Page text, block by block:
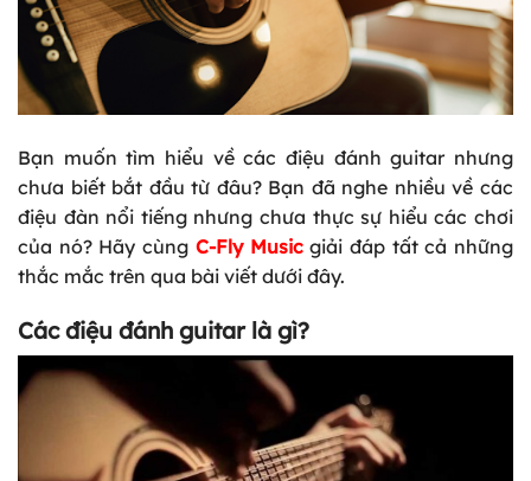
Bạn muốn tìm hiểu về các điệu đánh guitar nhưng
chưa biết bắt đầu từ đâu? Bạn đã nghe nhiều về các
điệu đàn nổi tiếng nhưng chưa thực sự hiểu các chơi
của nó? Hãy cùng C-Fly Musicgiải đáp tất cả những
thắc mắc trên qua bài viết dưới đây.
Các điệu đánh guitar là gì?